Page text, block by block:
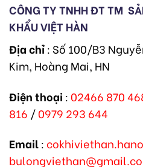
CÔNG TY TNHH ĐT TM
KHẨU VIỆT HÀN
Địa chỉ: Số 100/B3
Kim, Hoàng Mai, HN
Điện thoại : 02466 870
816 /0979 293 644
Email: